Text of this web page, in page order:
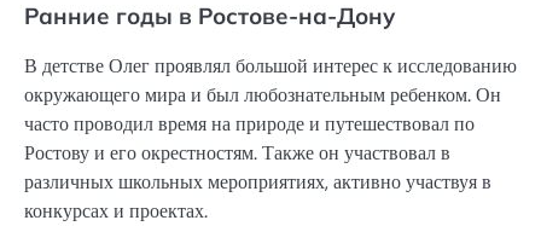
Ранние годы в Ростове-на-Дону
В детстве Олег проявлял большой интерес к исследованию
окружающего мира и был любознательным ребенком. Он
часто проводил время на природе и путешествовал по
Ростову и его окрестностям. Также он участвовал в
различных школьных мероприятиях, активно участвуя в
конкурсах и проектах.